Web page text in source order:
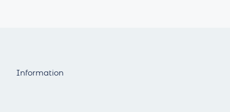
Information